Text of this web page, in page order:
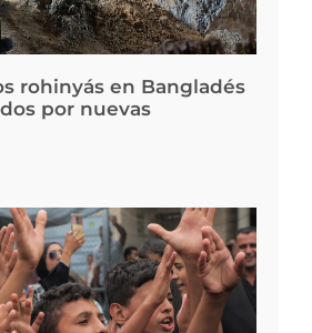
rohinyás en Bangladés
por nuevas